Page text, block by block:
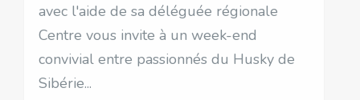
avec l'aide de sa déléguée régionale
Centre vous invite à un week-end
convivial entre passionnés du Husky de
Sibérie...